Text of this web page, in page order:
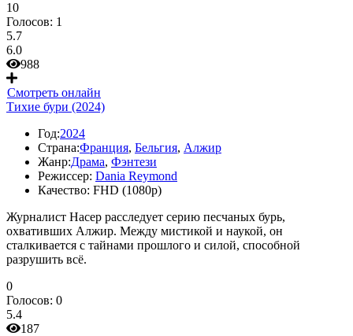
10
Голосов: 1
5.7
6.0
988
Смотреть онлайн
Тихие бури (2024)
Год:2024
Страна:Франция, Бельгия, Алжир
Жанр:Драма, Фэнтези
Режиссер: Dania Reymond
Качество: FHD (1080p)
Журналист Насер расследует серию песчаных бурь,
охвативших Алжир. Между мистикой и наукой, он
сталкивается с тайнами прошлого и силой, способной
разрушить всё.
0
Голосов: 0
5.4
187